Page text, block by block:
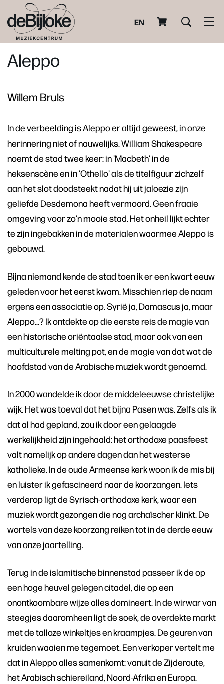
EN
Aleppo
Willem Bruls
In de verbeelding is Aleppo er altijd geweest, in onze
herinnering niet of nauwelijks. William Shakespeare
noemt de stad twee keer: in 'Macbeth' in de
heksenscène en in 'Othello' als de titelfiguur zichzelf
aan het slot doodsteekt nadat hij uit jaloezie zijn
geliefde Desdemona heeft vermoord. Geen fraaie
omgeving voor zo’n mooie stad. Het onheil lijkt echter
te zijn ingebakken in de materialen waarmee Aleppo is
gebouwd.
Bijna niemand kende de stad toen ik er een kwart eeuw
geleden voor het eerst kwam. Misschien riep de naam
ergens een associatie op. Syrië ja, Damascus ja, maar
Aleppo...? Ik ontdekte op die eerste reis de magie van
een historische oriëntaalse stad, maar ook van een
multiculturele melting pot, en de magie van dat wat de
hoofdstad van de Arabische muziek wordt genoemd.
In 2000 wandelde ik door de middeleeuwse christelijke
wijk. Het was toeval dat het bijna Pasen was. Zelfs als ik
dat al had gepland, zou ik door een gelaagde
werkelijkheid zijn ingehaald: het orthodoxe paasfeest
valt namelijk op andere dagen dan het westerse
katholieke. In de oude Armeense kerk woon ik de mis bij
en luister ik gefascineerd naar de koorzangen. Iets
verderop ligt de Syrisch-orthodoxe kerk, waar een
muziek wordt gezongen die nog archaïscher klinkt. De
wortels van deze koorzang reiken tot in de derde eeuw
van onze jaartelling.
Terug in de islamitische binnenstad passeer ik de op
een hoge heuvel gelegen citadel, die op een
onontkoombare wijze alles domineert. In de wirwar van
steegjes daaromheen ligt de soek, de overdekte markt
met de talloze winkeltjes en kraampjes. De geuren van
kruiden waaien me tegemoet. Een verkoper vertelt me
dat in Aleppo alles samenkomt: vanuit de Zijderoute,
het Arabisch schiereiland, Noord-Afrika en Europa.